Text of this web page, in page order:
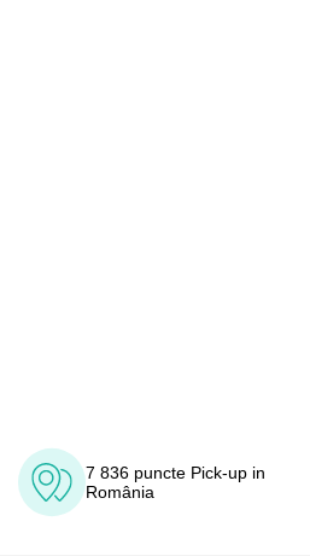
7 836 puncte Pick-up in
România